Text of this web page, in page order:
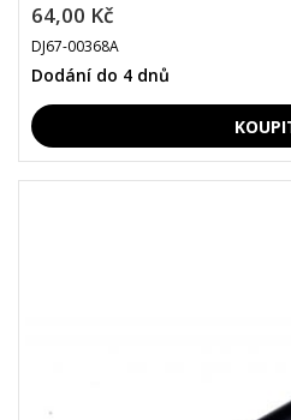
64,00 Kč
DJ67-00368A
Dodání do 4 dnů